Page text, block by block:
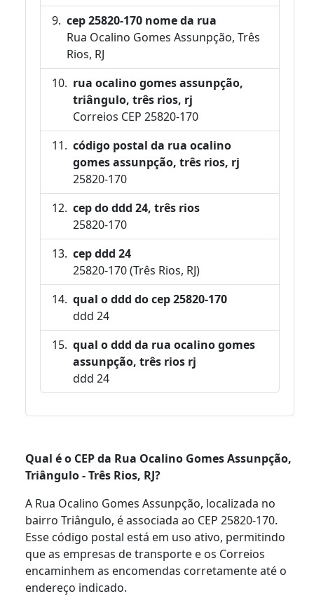
cep 25820-170 nome da rua
Rua Ocalino Gomes Assunpção, Três
Rios, RJ
rua ocalino gomes assunpção,
triângulo, três rios, rj
Correios CEP 25820-170
código postal da rua ocalino
gomes assunpção, três rios, rj
25820-170
cep do ddd 24, três rios
25820-170
cep ddd 24
25820-170 (Três Rios, RJ)
qual o ddd do cep 25820-170
ddd 24
qual o ddd da rua ocalino gomes
assunpção, três rios rj
ddd 24
Qual é o CEP da Rua Ocalino Gomes Assunpção,
Triângulo - Três Rios, RJ?
A Rua Ocalino Gomes Assunpção, localizada no
bairro Triângulo, é associada ao CEP 25820-170.
Esse código postal está em uso ativo, permitindo
que as empresas de transporte e os Correios
encaminhem as encomendas corretamente até o
endereço indicado.